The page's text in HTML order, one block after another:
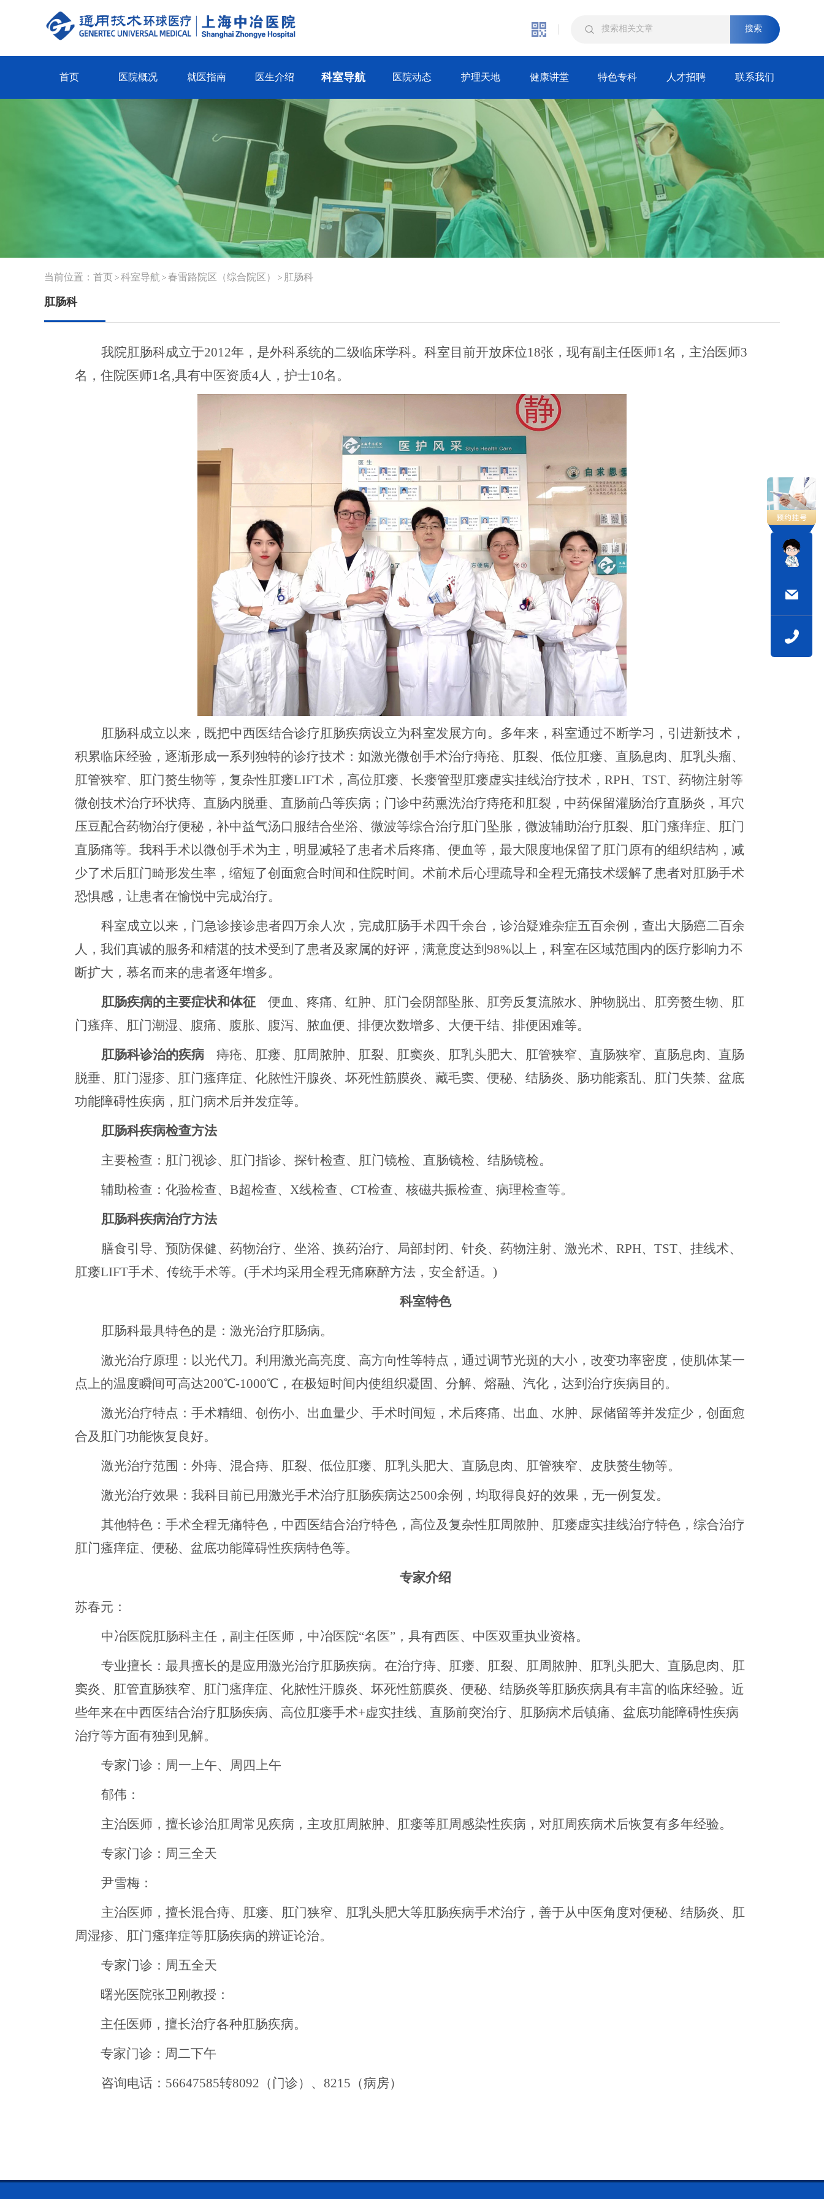
搜索
首页 医院概况 就医指南 医生介绍 科室导航 医院动态 护理天地 健康讲堂 特色专科 人才招聘 联系我们
当前位置： 首页 > 科室导航 > 春雷路院区（综合院区） > 肛肠科
肛肠科
我院肛肠科成立于2012年，是外科系统的二级临床学科。科室目前开放床位18张，现有副主任医师1名，主治医师3
名， 住院医师1名,具有中医资质4人，护士10名。
肛肠科成立以来，既把中西医结合诊疗肛肠疾病设立为科室发展方向。多年来，科室通过不断学习 ， 引进新技术，
积累临床经验，逐渐形成一系列独特的诊疗技术：如激光微创手术治疗痔疮、肛裂、低位肛瘘、直肠息肉、肛乳头瘤、
肛管狭窄、肛门赘生物等 ， 复杂性肛瘘LIFT术 ，高位肛瘘、 长瘘管型肛瘘虚实挂线治疗技术 ， RPH、TST、药物注射等
微创技术治疗环状痔、直肠内脱垂、直肠前凸等疾病；门诊中药熏洗治疗痔疮和肛裂，中药保留灌肠治疗直肠炎，耳穴
压豆配合药物治疗便秘，补中益气汤口服结合坐浴、微波等综合治疗肛门坠胀 ， 微波辅助治疗肛裂、肛门瘙痒症、肛门
直肠痛等。我科手术以微创手术为主 ，明显减轻了患者术后疼痛、便血等，最大限度地保留了肛门原有的组织结构，减
少了术后肛门畸形发生率，缩短了创面愈合时间和住院时间。术前术后心理疏导和全程无痛技术缓解了患者对肛肠手术
恐惧感，让患者在愉悦中完成治疗。
科室成立以来， 门急诊接诊患者四万余人次，完成肛肠手术四千余台， 诊治疑难杂症五百余例，查出大肠癌二百余
人， 我们真诚的服务和精湛的技术受到 了患者及家属的好评，满意度达到 98%以上 ， 科室在区域范围内的医疗影响力不
断扩大 ， 慕名而来的患者逐年增多。
肛肠疾病的主要症状和体征
便血、疼痛、红肿、肛门会阴部坠胀、肛旁反复流脓水、肿物脱出、肛旁赘生物、肛
门瘙痒、肛门潮湿、腹痛、腹胀、腹泻、脓血便、排便次数增多、大便干结、排便困难等。
肛肠科诊治的疾病
痔疮、肛瘘、肛周脓肿、肛裂、肛窦炎、肛乳头肥大、肛管狭窄、直肠狭窄、直肠息肉、直肠
脱垂、肛门湿疹、肛门瘙痒症、化脓性汗腺炎、坏死性筋膜炎、藏毛窦、便秘、结肠炎、肠功能紊乱、肛门失禁、盆底
功能障碍性疾病，肛门病术后并发症等。
肛肠科疾病检查方法
主要检查：肛门视诊、肛门指诊、探针检查、肛门镜检、直肠镜检、结肠镜检。
辅助检查：化验检查、 B超检查、X线检查、CT检查、核磁共振检查、病理检查等。
肛肠科疾病治疗方法
膳食引导、预防保健、药物治疗、坐浴、换药治疗、局部封闭、针灸、药物注射、激光术、 RPH、TST、挂线术、
肛瘘LIFT手术、传统手术等。(手术均采用全程无痛麻醉方法，安全舒适。)
科室特色
肛肠科最具特色的是：激光治疗肛肠病。
激光治疗原理：以光代刀。利用激光高亮度、高方向性等特点，通过调节光斑的大小，改变功率密度，使肌体某一
点上的温度瞬间可高达200℃-1000℃，在极短时间内使组织凝固、分解、熔融、汽化，达到治疗疾病目的。
激光治疗特点：手术精细、创伤小、出血量少、手术时间短，术后疼痛、出血、水肿、尿储留等并发症少，创面愈
合及肛门功能恢复良好。
激光治疗范围：外痔、混合痔、肛裂、低位肛瘘、肛乳头肥大、直肠息肉、肛管狭窄、皮肤赘生物等。
激光治疗效果：我科目前已用激光手术治疗肛肠疾病达2500余例，均取得良好的效果，无一例复发。
其他特色：手术全程无痛特色， 中西医结合治疗特色，高位及复杂性肛周脓肿、肛瘘虚实挂线治疗特色，综合治疗
肛门瘙痒症、便秘、盆底功能障碍性疾病特色等。
专家介绍
苏春元 ：
中冶医院肛肠科主任，副主任医师， 中冶医院“名医”， 具有西医、中医双重执业资格。
专业擅长：最具擅长的是应用激光治疗肛肠疾病。在治疗痔、肛瘘、肛裂、肛周脓肿、肛乳头肥大、直肠息肉、肛
窦炎、肛管直肠狭窄、肛门瘙痒症、化脓性汗腺炎、坏死性筋膜炎、便秘、结肠炎等肛肠疾病具有丰富的临床经验。近
些年来在中西医结合治疗肛肠疾病、高位肛瘘手术+虚实挂线、 直肠前突治疗、 肛肠病术后镇痛、盆底功能障碍性疾病
治疗等方面有独到见解。
专家门诊：周一上午、周四上午
郁伟 ：
主治医师 ， 擅长诊治肛周常见疾病，主攻肛周脓肿、肛瘘等肛周感染性疾病，对肛周疾病术后恢复有多年经验。
专家门诊：周三全天
尹雪梅 ：
主治医师 ， 擅长混合痔、肛瘘、肛门狭窄、肛乳头肥大等肛肠疾病手术治疗，善于从中医角度对便秘、结肠炎、肛
周湿疹、肛门瘙痒症等肛肠疾病的辨证论治。
专家门诊：周五全天
曙光医院张卫刚教授：
主任医师，擅长治疗各种肛肠疾病。
专家门诊：周二下午
咨询电话： 56647585转8092（门诊）、8215（病房）